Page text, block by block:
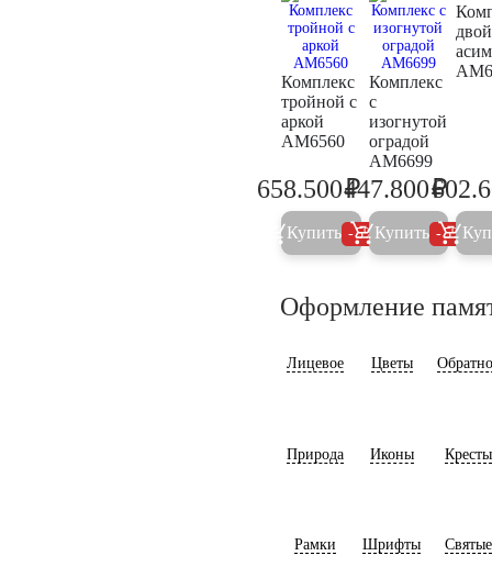
Комплекс
тройной с
аркой
AM6560
693.200
658.500₽
Купить 5%
Комплекс
с
изогнутой
оградой
AM6699
447.800₽
Купить 5%
Оформление
Лицевое Цветы
Природа Иконы Кресты
Рамки Шрифты Святые